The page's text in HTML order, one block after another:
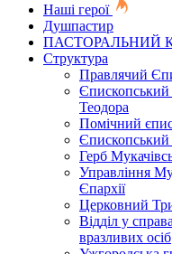
Наші герої
Душпастир
ПАСТОРАЛЬНИЙ
Структура
Правлячий
Єпископський
Теодора
Помічний
Єпископський
Герб
Управління
Єпархії
Церковний
Відділ у
вразливих осіб